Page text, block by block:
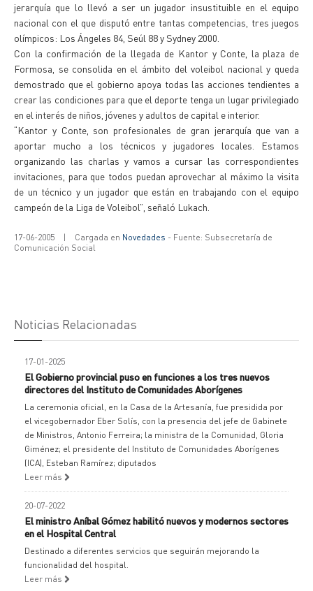
jerarquía que lo llevó a ser un jugador insustituible en el equipo
nacional con el que disputó entre tantas competencias, tres juegos
olímpicos: Los Ángeles 84, Seúl 88 y Sydney 2000.
Con la confirmación de la llegada de Kantor y Conte, la plaza de
Formosa, se consolida en el ámbito del voleibol nacional y queda
demostrado que el gobierno apoya todas las acciones tendientes a
crear las condiciones para que el deporte tenga un lugar privilegiado
en el interés de niños, jóvenes y adultos de capital e interior.
“Kantor y Conte, son profesionales de gran jerarquía que van a
aportar mucho a los técnicos y jugadores locales. Estamos
organizando las charlas y vamos a cursar las correspondientes
invitaciones, para que todos puedan aprovechar al máximo la visita
de un técnico y un jugador que están en trabajando con el equipo
campeón de la Liga de Voleibol”, señaló Lukach.
17-06-2005 | Cargada en Novedades - Fuente: Subsecretaría de
Comunicación Social
Noticias Relacionadas
17-01-2025
El Gobierno provincial puso en funciones a los tres nuevos
directores del Instituto de Comunidades Aborígenes
La ceremonia oficial, en la Casa de la Artesanía, fue presidida por
el vicegobernador Eber Solís, con la presencia del jefe de Gabinete
de Ministros, Antonio Ferreira; la ministra de la Comunidad, Gloria
Giménez; el presidente del Instituto de Comunidades Aborígenes
(ICA), Esteban Ramírez; diputados
Leer más
20-07-2022
El ministro Aníbal Gómez habilitó nuevos y modernos sectores
en el Hospital Central
Destinado a diferentes servicios que seguirán mejorando la
funcionalidad del hospital.
Leer más